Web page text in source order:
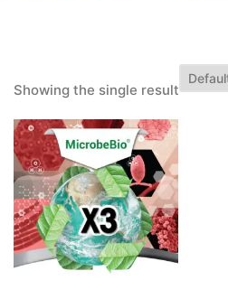
Showing the single result